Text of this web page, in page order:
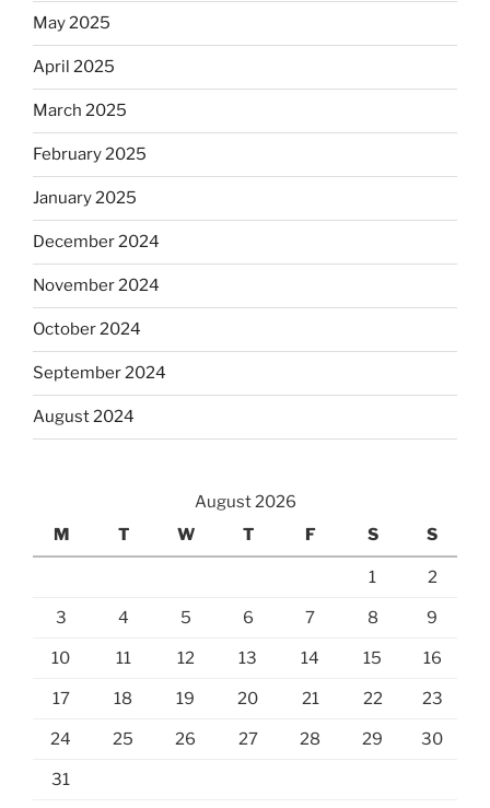
May 2025
April 2025
March 2025
February 2025
January 2025
December 2024
November 2024
October 2024
September 2024
August 2024
August 2026
M
T W T F S S
1 2
3 4 5 6 7 8 9
10 11 12 13 14 15 16
17 18 19 20 21 22 23
24 25 26 27 28 29 30
31